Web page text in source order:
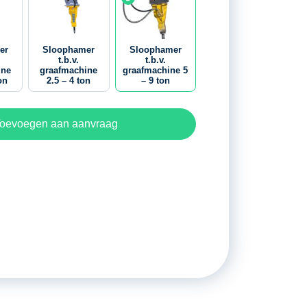
Sloophamer
t.b.v.
graafmachine
2.5 – 4 ton
Sloophamer
t.b.v.
graafmachine 5
– 9 ton
aan aanvraag